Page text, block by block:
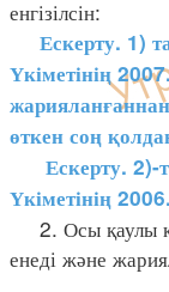
енгізілсін:
Ескерту. 1)
Үкіметінің
өткен соң
Ескерту. 2)-
Үкіметінің
2. Осы қаулы
енеді және